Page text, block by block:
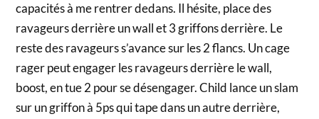
capacités à me rentrer dedans. Il hésite, place des
ravageurs derrière un wall et 3 griffons derrière. Le
reste des ravageurs s’avance sur les 2 flancs. Un cage
rager peut engager les ravageurs derrière le wall,
boost, en tue 2 pour se désengager. Child lance un slam
sur un griffon à 5ps qui tape dans un autre derrière,